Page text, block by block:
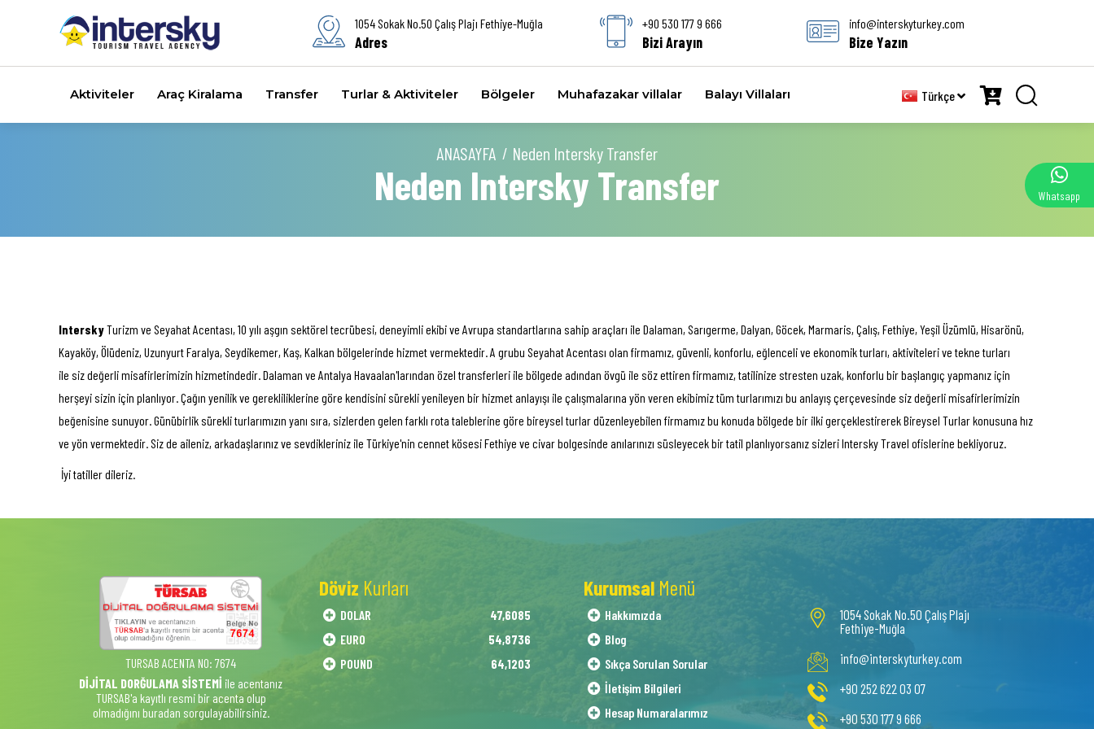
1054 Sokak No.50 Çalış Plajı Fethiye-Muğla
Adres
+90 530 177 9 666
Bizi Arayın
info@interskyturkey.com
Bize Yazın
Aktiviteler Araç Kiralama Transfer Turlar & Aktiviteler Bölgeler Muhafazakar villalar Balayı Villaları Türkçe
ANASAYFA Neden Intersky Transfer
Neden Intersky Transfer
InterskyTurizm ve Seyahat Acentası, 10 yılı aşgın sektörel tecrübesi, deneyimli ekibi ve Avrupa standartlarına sahip araçları ile Dalaman, Sarıgerme, Dalyan, Göcek, Marmaris, Çalış, Fethiye, Yeşil Üzümlü, Hisarönü,
Kayaköy, Ölüdeniz, Uzunyurt Faralya, Seydikemer, Kaş, Kalkan bölgelerinde hizmet vermektedir. A grubu Seyahat Acentası olan firmamız, güvenli, konforlu, eğlenceli ve ekonomik turları, aktiviteleri ve tekne turları
ile siz değerli misafirlerimizin hizmetindedir. Dalaman ve Antalya Havaalan'larından özel transferleri ile bölgede adından övgü ile söz ettiren firmamız, tatilinize stresten uzak, konforlu bir başlangıç yapmanız için
herşeyi sizin için planlıyor. Çağın yenilik ve gerekliliklerine göre kendisini sürekli yenileyen bir hizmet anlayışı ile çalışmalarına yön veren ekibimiz tüm turlarımızı bu anlayış çerçevesinde siz değerli misafirlerimizin
beğenisine sunuyor. Günübirlik sürekli turlarımızın yanı sıra, sizlerden gelen farklı rota taleblerine göre bireysel turlar düzenleyebilen firmamız bu konuda bölgede bir ilki gerçeklestirerek Bireysel Turlar konusuna hız
ve yön vermektedir. Siz de aileniz, arkadaşlarınız ve sevdikleriniz ile Türkiye'nin cennet kösesi Fethiye ve civar bolgesinde anılarınızı süsleyecek bir tatil planlıyorsanız sizleri Intersky Travel ofislerine bekliyoruz.
İyi tatiller dileriz.
Whatsapp
TURSAB ACENTA NO: 7674
DİJİTAL DORĞULAMA SİSTEMİ ile acentanız
TURSAB'a kayıtlı resmi bir acenta olup
olmadığını buradan sorgulayabilirsiniz.
Döviz Kurları
DOLAR 47,6085
EURO 54,8736
POUND 64,1203
Kurumsal Menü
Hakkımızda
Blog
Sıkça Sorulan Sorular
İletişim Bilgileri
Hesap Numaralarımız
1054 Sokak No.50 Çalış Plajı
Fethiye-Muğla
info@interskyturkey.com
+90 252 622 03 07
+90 530 177 9 666